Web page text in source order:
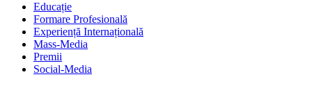
Educație
Formare Profesională
Experiență Internațională
Mass-Media
Premii
Social-Media